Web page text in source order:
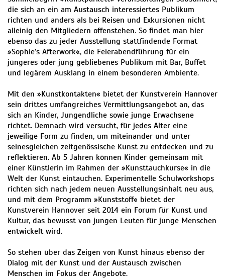
die sich an ein am Austausch interessiertes Publikum
richten und anders als bei Reisen und Exkursionen nicht
alleinig den Mitgliedern offenstehen. So findet man hier
ebenso das zu jeder Ausstellung stattfindende Format
»Sophie’s Afterwork«, die Feierabendführung für ein
jüngeres oder jung gebliebenes Publikum mit Bar, Buffet
und legärem Ausklang in einem besonderen Ambiente.
Mit den »Kunstkontakten« bietet der Kunstverein Hannover
sein drittes umfangreiches Vermittlungsangebot an, das
sich an Kinder, Jungendliche sowie junge Erwachsene
richtet. Demnach wird versucht, für jedes Alter eine
jeweilige Form zu finden, um miteinander und unter
seinesgleichen zeitgenössische Kunst zu entdecken und zu
reflektieren. Ab 5 Jahren können Kinder gemeinsam mit
einer Künstlerin im Rahmen der »Kunsttauchkurse« in die
Welt der Kunst eintauchen. Experimentelle Schulworkshops
richten sich nach jedem neuen Ausstellungsinhalt neu aus,
und mit dem Programm »Kunststoff« bietet der
Kunstverein Hannover seit 2014 ein Forum für Kunst und
Kultur, das bewusst von jungen Leuten für junge Menschen
entwickelt wird.
So stehen über das Zeigen von Kunst hinaus ebenso der
Dialog mit der Kunst und der Austausch zwischen
Menschen im Fokus der Angebote.